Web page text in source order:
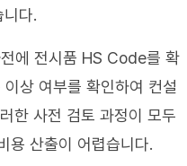
니다.
에 전시품 HS Code를 확
상 여부를 확인하여 컨설
한 사전 검토 과정이 모두
용 산출이 어렵습니다.